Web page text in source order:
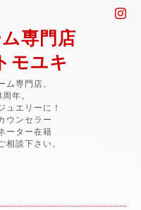
専門店
モユキ
ム専門店。
年。
ュエリーに！
ウンセラー
ーター在籍
相談下さい。